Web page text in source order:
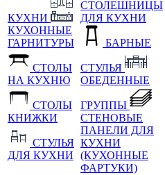
КУХНИ
КУХОННЫЕ
ГАРНИТУРЫ
СТОЛЫ
НА КУХНЮ
СТОЛЫ
КНИЖКИ
СТУЛЬЯ
ДЛЯ КУХНИ
СТОЛЕШНИЦЫ
ДЛЯ КУХНИ
БАРНЫЕ
СТУЛЬЯ
ОБЕДЕННЫЕ
ГРУППЫ
СТЕНОВЫЕ
ПАНЕЛИ ДЛЯ
КУХНИ
(КУХОННЫЕ
ФАРТУКИ)